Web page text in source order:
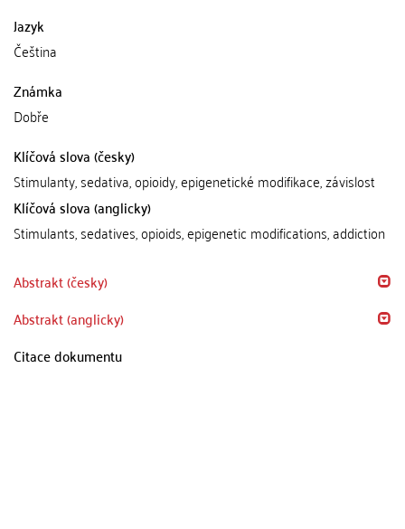
Jazyk
Čeština
Známka
Dobře
Klíčová slova (česky)
Stimulanty, sedativa, opioidy, epigenetické modifikace, závislost
Klíčová slova (anglicky)
Stimulants, sedatives, opioids, epigenetic modifications, addiction
Abstrakt (česky)
Abstrakt (anglicky)
Citace dokumentu